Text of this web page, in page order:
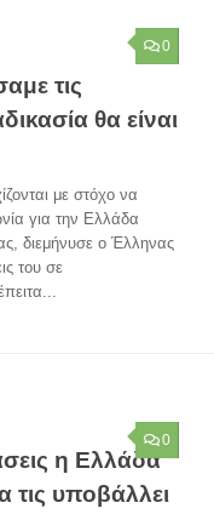
0
τις
θα είναι
με στόχο να
για την Ελλάδα
διεμήνυσε ο Έλληνας
του σε
0
η Eλλάδα
υποβάλλει